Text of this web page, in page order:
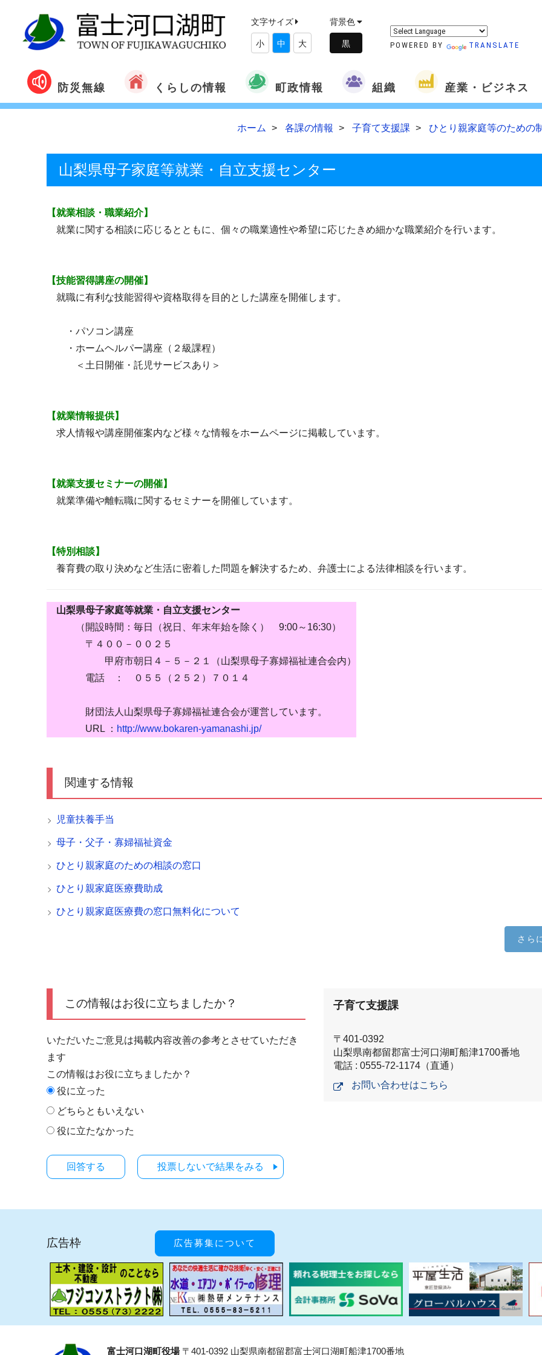
文字サイズ
小 中 大
背景色
POWERED BY TRANSLATE
防災無線 くらしの情報 町政情報 組織 産業・ビジネス
ホーム 各課の情報 子育て支援課 ひとり親家庭等のための
山梨県母子家庭等就業・自立支援センター
【就業相談・職業紹介】
就業に関する相談に応じるとともに、個々の職業適性や希望に応じたきめ細かな職業紹介を行います。
【技能習得講座の開催】
就職に有利な技能習得や資格取得を目的とした講座を開催します。
・パソコン講座
・ホームヘルパー講座（２級課程）
＜土日開催・託児サービスあり＞
【就業情報提供】
求人情報や講座開催案内など様々な情報をホームページに掲載しています。
【就業支援セミナーの開催】
就業準備や離転職に関するセミナーを開催しています。
【特別相談】
養育費の取り決めなど生活に密着した問題を解決するため、弁護士による法律相談を行います。
山梨県母子家庭等就業・自立支援センター
（開設時間：毎日（祝日、年末年始を除く） 9:00～16:30）
〒４００－００２５
甲府市朝日４－５－２１（山梨県母子寡婦福祉連合会内）
電話 ： ０５５（２５２）７０１４
財団法人山梨県母子寡婦福祉連合会が運営しています。
URL ： http://www.bokaren-yamanashi.jp/
関連する情報
児童扶養手当
母子・父子・寡婦福祉資金
ひとり親家庭のための相談の窓口
ひとり親家庭医療費助成
ひとり親家庭医療費の窓口無料化について
さら
この情報はお役に立ちましたか？
いただいたご意見は掲載内容改善の参考とさせていただき
ます
この情報はお役に立ちましたか？
役に立った
どちらともいえない
役に立たなかった
投票しないで結果をみる
子育て支援課
〒401-0392
山梨県南都留郡富士河口湖町船津1700番地
電話 : 0555-72-1174（直通）
お問い合わせはこちら
広告枠 広告募集について
富士河口湖町役場〒401-0392 山梨県南都留郡富士河口湖町船津1700番地